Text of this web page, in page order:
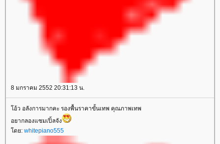
8 มกราคม 2552 20:31:13 น.
อ้ว อลังการมากคะ รองพื้นราคาขั้นเทพ คุณภาพเทพ
อยากลองแซมเปิ้ลจัง
ดย: whitepiano555